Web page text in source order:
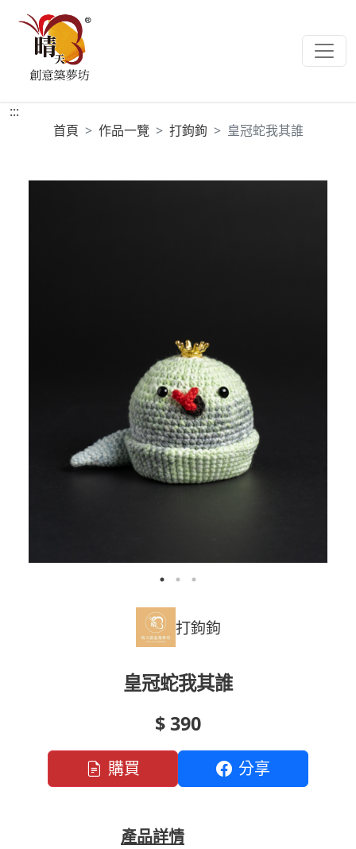
:::
首頁
作品一覽 打鉤鉤 皇冠蛇我其誰
打鉤鉤
皇冠蛇我其誰
$ 390
購買 分享
產品詳情